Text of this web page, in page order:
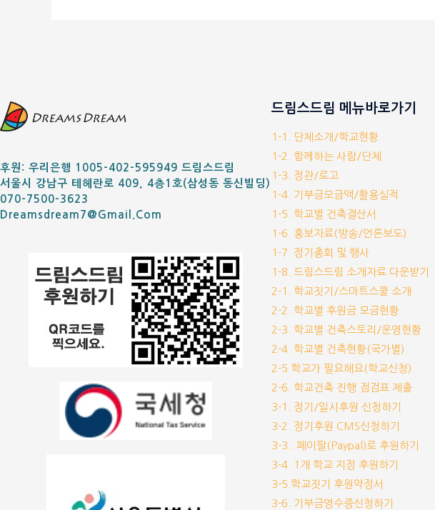
후원: 우리은행 1005-402-595949 드림스드림
서울시 강남구 테헤란로 409, 4층1호(삼성동 동신빌딩)
070-7500-3623
Dreamsdream7@gmail.com
드림스드림 메뉴바로가기
1-1. 단체소개/학교현황
1-2. 함께하는 사람/단체
1-3. 정관/로고
1-4. 기부금모금액/활용실적
1-5. 학교별 건축결산서
1-6. 홍보자료(방송/언론보도)
1-7. 정기총회 및 행사
1-8. 드림스드림 소개자료 다운받기
2-1. 학교짓기/스마트스쿨 소개
2-2. 학교별 후원금 모금현황
2-3. 학교별 건축스토리/운영현황
2-4. 학교별 건축현황(국가별)
2-5 학교가 필요해요(학교신청)
2-6. 학교건축 진행 점검표 제출
3-1. 정기/일시후원 신청하기
3-2. 정기후원 CMS신청하기
3-3.. 페이팔(Paypal)로 후원하기
3-4. 1개 학교 지정 후원하기
3-5.학교짓기 후원약정서
3-6. 기부금영수증신청하기